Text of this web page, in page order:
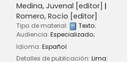
Medina, Juvenal [editor]
Romero, Rocío [editor]
Tipo de material: Texto;
Audiencia: Especializado;
Idioma: Español
Detalles de publicación: Lima: